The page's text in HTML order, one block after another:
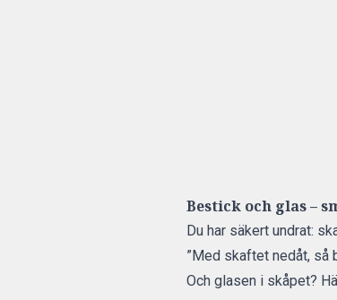
Bestick och glas –
Du har säkert undrat:
”Med skaftet nedåt, så
Och glasen i skåpet?